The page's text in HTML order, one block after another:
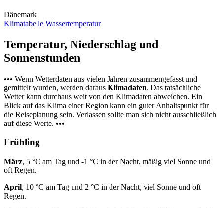
Dänemark
Klimatabelle Wassertemperatur
Temperatur, Niederschlag und
Sonnenstunden
••• Wenn Wetterdaten aus vielen Jahren zusammengefasst und
gemittelt wurden, werden daraus Klimadaten. Das tatsächliche
Wetter kann durchaus weit von den Klimadaten abweichen. Ein
Blick auf das Klima einer Region kann ein guter Anhaltspunkt für
die Reiseplanung sein. Verlassen sollte man sich nicht ausschließlich
auf diese Werte. •••
Frühling
März, 5 °C am Tag und -1 °C in der Nacht, mäßig viel Sonne und
oft Regen.
April, 10 °C am Tag und 2 °C in der Nacht, viel Sonne und oft
Regen.